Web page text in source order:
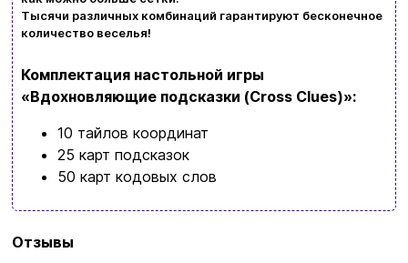
Тысячи различных комбинаций гарантируют бесконечное
количество веселья!
Комплектация настольной игры
«Вдохновляющие подсказки (Cross Clues)»:
10 тайлов координат
25 карт подсказок
50 карт кодовых слов
Отзывы
+380996393746
Заказать звонок
kubix.boardgames@gmail.com
Язык сайта:
UAㅤ RU
интересное